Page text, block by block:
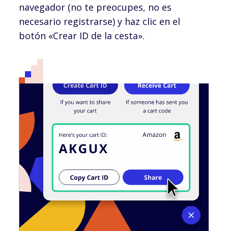
navegador (no te preocupes, no es
necesario registrarse) y haz clic en el
botón «Crear ID de la cesta».